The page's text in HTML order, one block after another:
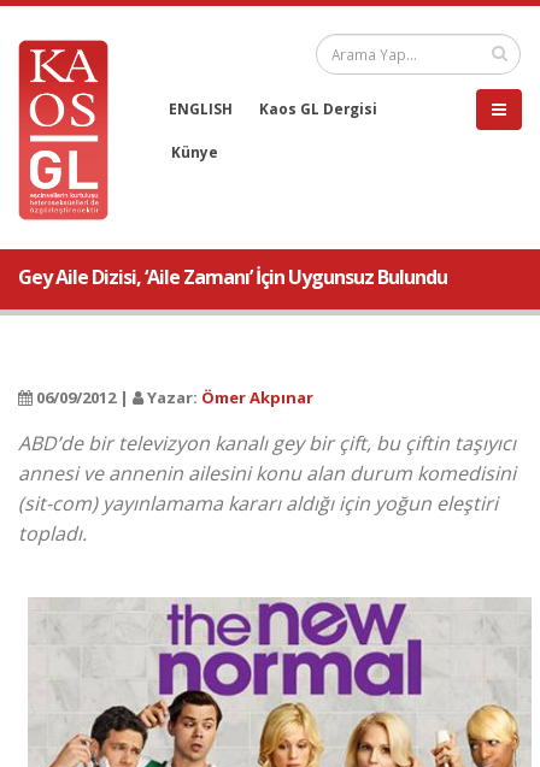
ENGLISH Kaos GL Dergisi
Künye
Gey Aile Dizisi, ‘Aile Zamanı’ İçin Uygunsuz Bulundu
06/09/2012 | Yazar: Ömer Akpınar
ABD’de bir televizyon kanalı gey bir çift, bu çiftin taşıyıcı
annesi ve annenin ailesini konu alan durum komedisini
(sit-com) yayınlamama kararı aldığı için yoğun eleştiri
topladı.